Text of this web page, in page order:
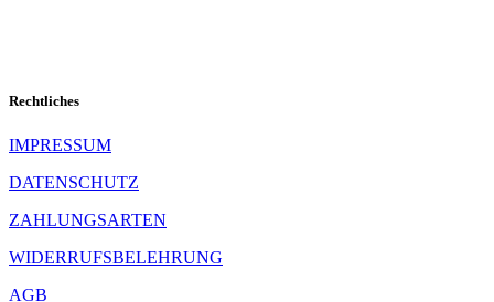
Rechtliches
IMPRESSUM
DATENSCHUTZ
ZAHLUNGSARTEN
WIDERRUFSBELEHRUNG
AGB